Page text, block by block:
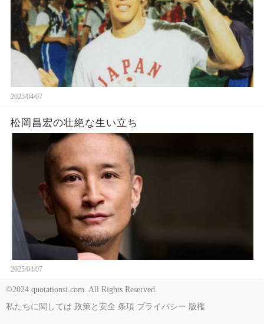
2025/04/07
松岡昌宏の壮絶な生い立ち
2025/04/07
©2024 quotationsi.com. All Rights Reserved.
私たちに関しては 政策と安全 条項 プライバシー 版権